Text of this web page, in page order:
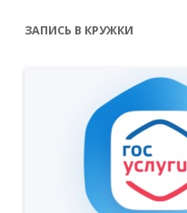
ЗАПИСЬ В КРУЖКИ